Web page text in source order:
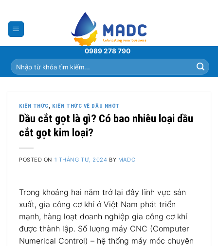
content
0989 278 790
Tìm
kiếm:
KIẾN THỨC, KIẾN THỨC VỀ DẦU NHỚT
Dầu cắt gọt là gì? Có bao nhiêu loại dầu
cắt gọt kim loại?
POSTED ON 1 THÁNG TƯ, 2024 BY MADC
Trong khoảng hai năm trở lại đây lĩnh vực sản
xuất, gia công cơ khí ở Việt Nam phát triển
mạnh, hàng loạt doanh nghiệp gia công cơ khí
được thành lập. Số lượng máy CNC (Computer
Numerical Control) – hệ thống máy móc chuyên